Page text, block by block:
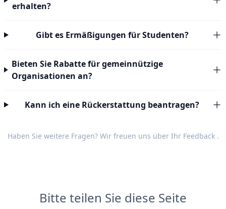
erhalten?
Gibt es Ermäßigungen für Studenten?
Bieten Sie Rabatte für gemeinnützige
Organisationen an?
Kann ich eine Rückerstattung beantragen?
Haben Sie weitere Fragen? Wir freuen uns über Ihr Feedback.
Bitte teilen Sie diese Seite